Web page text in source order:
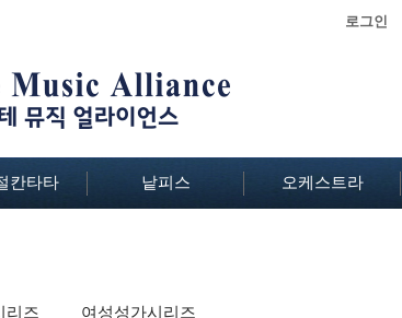
로그인
칸타타 낱피스 오케스트라
리즈 여성성가시리즈